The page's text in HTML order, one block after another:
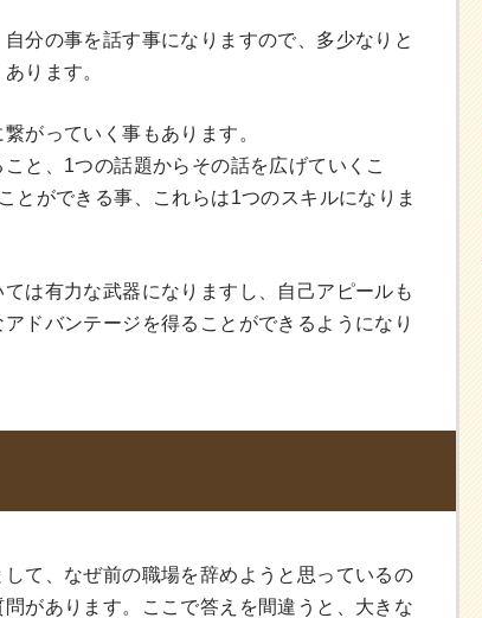
分の事を話す事になりますので、多少なりと
ります。
がっていく事もあります。
と、1つの話題からその話を広げていくこ
とができる事、これらは1つのスキルになりま
は有力な武器になりますし、自己アピールも
ドバンテージを得ることができるようになり
て、なぜ前の職場を辞めようと思っているの
があります。ここで答えを間違うと、大きな